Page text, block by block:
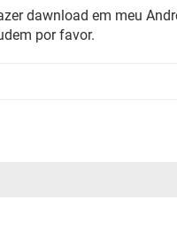
dawnload em meu
por favor.